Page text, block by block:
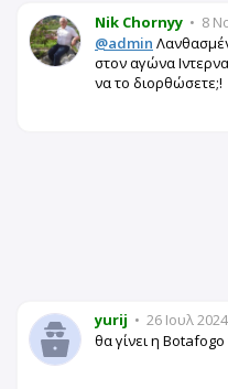
Nik Chornyy • 8
@admin
στον αγώνα
να το διορθώσετε;!
yurij • 26 Ιουλ
θα γίνει η